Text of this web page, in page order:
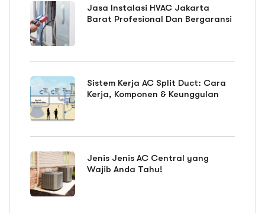
Jasa Instalasi HVAC Jakarta
Barat Profesional Dan Bergaransi
Sistem Kerja AC Split Duct: Cara
Kerja, Komponen & Keunggulan
Jenis Jenis AC Central yang
Wajib Anda Tahu!